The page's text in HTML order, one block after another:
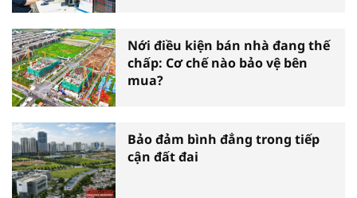
Nới điều kiện bán nhà đang thế
chấp: Cơ chế nào bảo vệ bên
mua?
Bảo đảm bình đẳng trong tiếp
cận đất đai